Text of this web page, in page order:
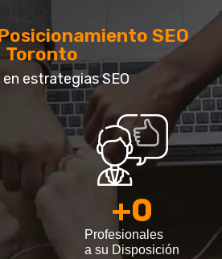
SEO
Toronto
estrategias SEO
Profesionales
a su Disposición
+0